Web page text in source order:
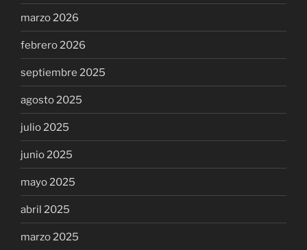
marzo 2026
febrero 2026
septiembre 2025
agosto 2025
julio 2025
junio 2025
mayo 2025
abril 2025
marzo 2025